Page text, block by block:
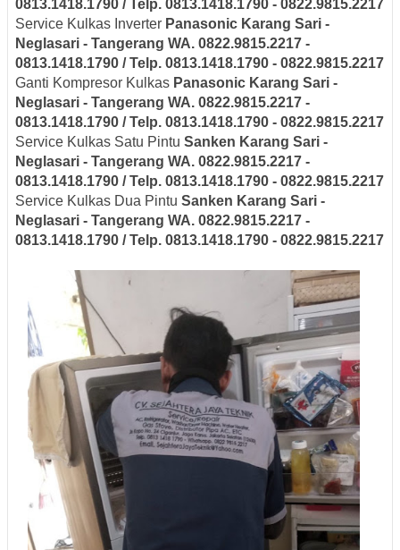
0813.1418.1790 / Telp. 0813.1418.1790 - 0822.9815.2217
Service Kulkas Inverter Panasonic Karang Sari -
Neglasari - Tangerang WA. 0822.9815.2217 -
0813.1418.1790 / Telp. 0813.1418.1790 - 0822.9815.2217
Ganti Kompresor Kulkas Panasonic Karang Sari -
Neglasari - Tangerang WA. 0822.9815.2217 -
0813.1418.1790 / Telp. 0813.1418.1790 - 0822.9815.2217
Service Kulkas Satu Pintu Sanken Karang Sari -
Neglasari - Tangerang WA. 0822.9815.2217 -
0813.1418.1790 / Telp. 0813.1418.1790 - 0822.9815.2217
Service Kulkas Dua Pintu Sanken Karang Sari -
Neglasari - Tangerang WA. 0822.9815.2217 -
0813.1418.1790 / Telp. 0813.1418.1790 - 0822.9815.2217